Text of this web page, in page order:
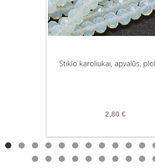
Stiklo karoliukai, apvalūs,
2,80 €